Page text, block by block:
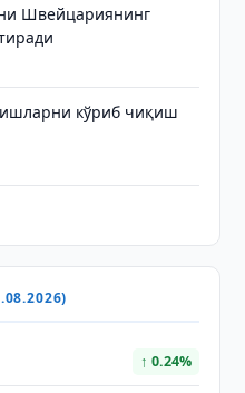
Швейцариянинг
кўриб чиқиш
↑ 0.24%